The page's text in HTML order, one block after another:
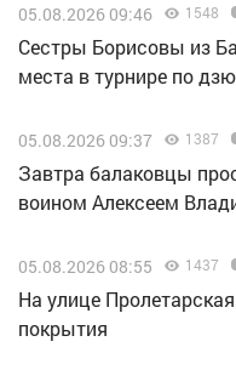
05.08.2026 09:46 1548
Сестры Борисовы из
места в турнире по
05.08.2026 09:37 1387
Завтра балаковцы
воином Алексеем
05.08.2026 08:55 1437
На улице
покрытия